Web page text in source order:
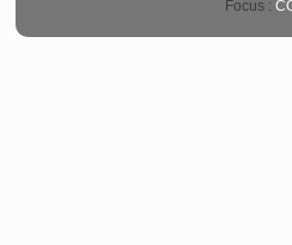
Focus :